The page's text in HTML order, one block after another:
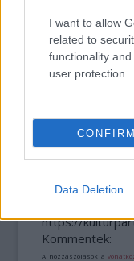
I want to allow
related to
functionality
user protection.
CONFIRM
Data Deletion
„AZ EMBERT
https://
Kommentek:
A hozzászólások a